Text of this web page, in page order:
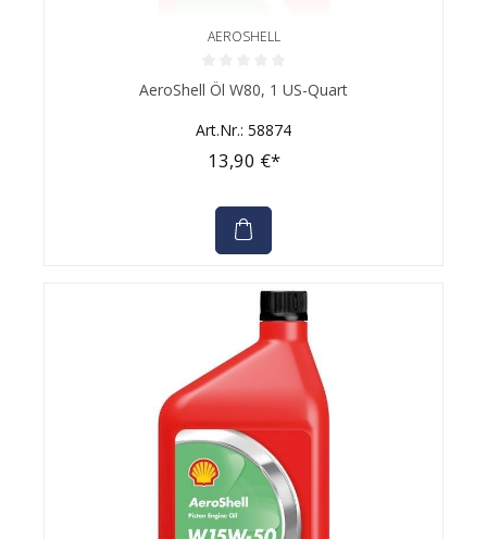
AEROSHELL
Durchschnittliche Bewertung von 0 von 5 Sternen
AeroShell Öl W80, 1 US-Quart
Art.Nr.: 58874
13,90 €*